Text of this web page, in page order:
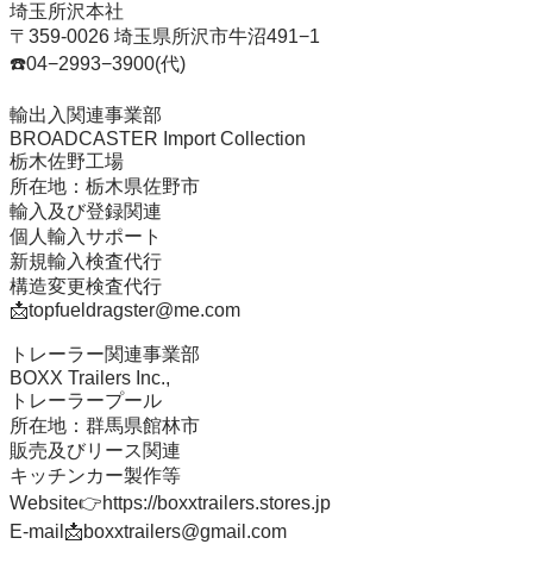
埼玉所沢本社
〒359-0026 埼玉県所沢市牛沼491−1
☎️04−2993−3900(代)
輸出入関連事業部
BROADCASTER Import Collection
栃木佐野工場
所在地：栃木県佐野市
輸入及び登録関連
個人輸入サポート
新規輸入検査代行
構造変更検査代行
📩topfueldragster@me.com
トレーラー関連事業部
BOXX Trailers Inc.,
トレーラープール
所在地：群馬県館林市
販売及びリース関連
キッチンカー製作等
Website👉https://boxxtrailers.stores.jp
E-mail📩boxxtrailers@gmail.com